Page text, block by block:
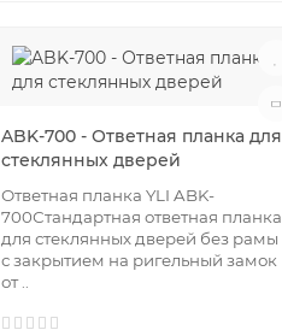
ABK-700 - Ответная планка для
стеклянных дверей
Ответная планка YLI ABK-
700Стандартная ответная планка
для стеклянных дверей без рамы
с закрытием на ригельный замок
от ..